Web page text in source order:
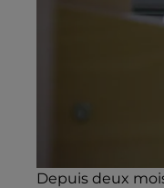
Depuis deux